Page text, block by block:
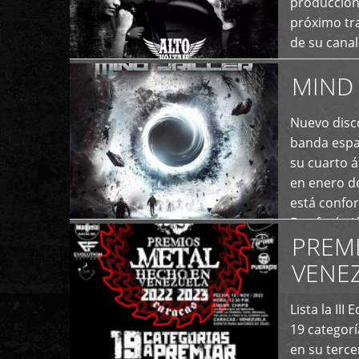
próximo
de su
momento
MIND
Nuevo
banda
su cuarto
en enero
está
Estefanía
+
Lista la III
19
en su
+